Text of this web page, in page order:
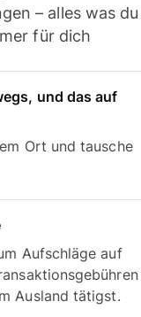
– alles was du
für dich
und das auf
Ort und tausche
Aufschläge auf
Ausland tätigst.